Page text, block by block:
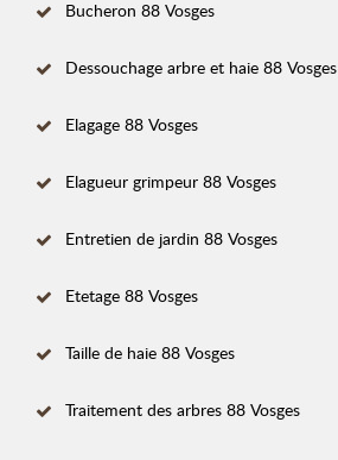
Bucheron 88 Vosges
Dessouchage arbre et haie 88 Vosges
Elagage 88 Vosges
Elagueur grimpeur 88 Vosges
Entretien de jardin 88 Vosges
Etetage 88 Vosges
Taille de haie 88 Vosges
Traitement des arbres 88 Vosges